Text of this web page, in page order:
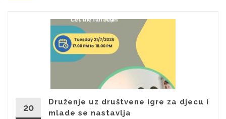
20
Druženje uz društvene igre za djecu i
mlade se nastavlja